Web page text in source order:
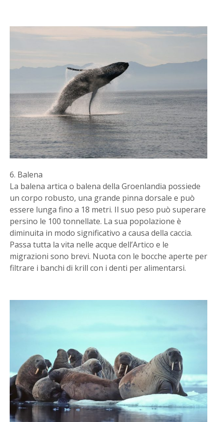
6. Balena
La balena artica o balena della Groenlandia possiede
un corpo robusto, una grande pinna dorsale e può
essere lunga fino a 18 metri. Il suo peso può superare
persino le 100 tonnellate. La sua popolazione è
diminuita in modo significativo a causa della caccia.
Passa tutta la vita nelle acque dell’Artico e le
migrazioni sono brevi. Nuota con le bocche aperte per
filtrare i banchi di krill con i denti per alimentarsi.